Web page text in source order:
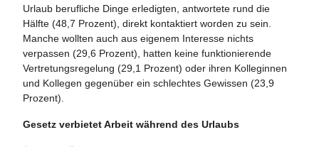
Urlaub berufliche Dinge erledigten, antwortete rund die
Hälfte (48,7 Prozent), direkt kontaktiert worden zu sein.
Manche wollten auch aus eigenem Interesse nichts
verpassen (29,6 Prozent), hatten keine funktionierende
Vertretungsregelung (29,1 Prozent) oder ihren Kolleginnen
und Kollegen gegenüber ein schlechtes Gewissen (23,9
Prozent).
Gesetz verbietet Arbeit während des Urlaubs